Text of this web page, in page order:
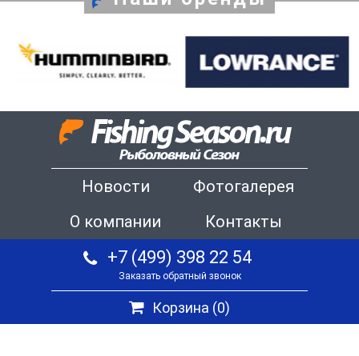
Новости
Фотогалерея
О компании
Контакты
+7 (499) 398 22 54
Заказать обратный звонок
Корзина (0)